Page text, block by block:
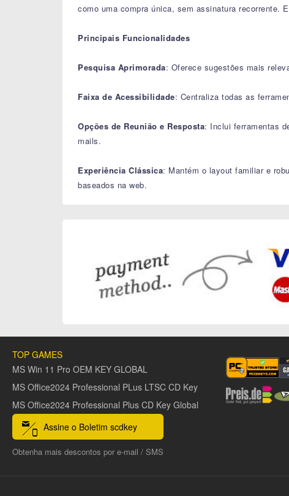
como uma compra única, sem assinatura recorrente.
Principais Funcionalidades
Pesquisa Aprimorada: Oferece sugestões mais
Faixa de Acessibilidade: Centraliza todas as
Opções de Reunião e Resposta: Inclui ferramentas
mails.
Experiência Clássica: Mantém o layout familiar e
baseados na web.
TOP GAMES
MS Win 11 Pro OEM KEY GLOBAL
MS Office2024 Professional PLus LTSC CD Key
MS Office2024 Professional Plus CD Key Global
Assine o Boletim scdkey
Obtenha mais descontos por e-mail / SMS